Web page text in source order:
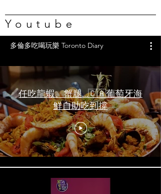
Youtube
多倫多吃喝玩樂 Toronto Diary
任吃龍蝦、蟹腿…🇨🇦葡萄牙海
鮮自助吃到撐